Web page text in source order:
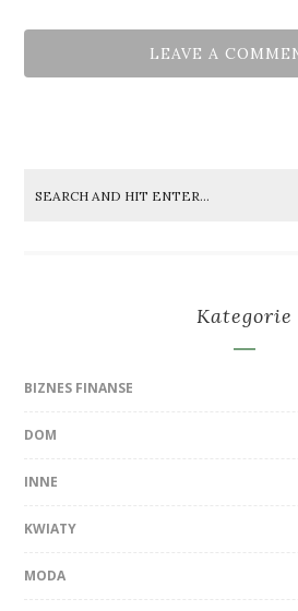
Kategorie
BIZNES FINANSE
DOM
INNE
KWIATY
MODA